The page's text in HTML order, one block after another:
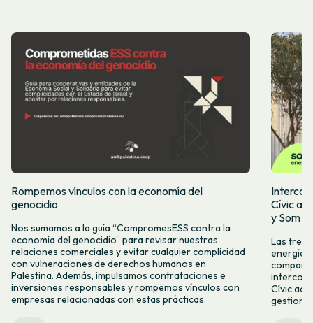
Rompemos vínculos con la economía del
genocidio
Nos sumamos a la guía “CompromesESS contra la
economía del genocidio” para revisar nuestras
relaciones comerciales y evitar cualquier complicidad
con vulneraciones de derechos humanos en
Palestina. Además, impulsamos contrataciones e
inversiones responsables y rompemos vínculos con
empresas relacionadas con estas prácticas.
Cívic
y Som
Las tres
energía,
Cívic